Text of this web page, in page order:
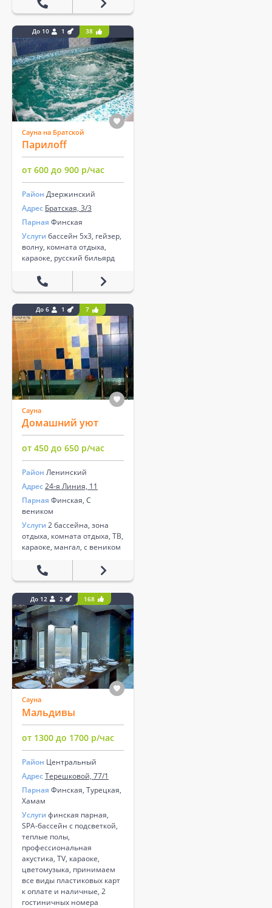
До 10 1 38
Сауна на Братской
Парилоff
от 600 до 900 р/час
Район Дзержинский
Адрес Братская, 3/3
Парная Финская
Услуги бассейн 5х3, гейзер,
волну, комната отдыха,
караоке, русский бильярд
До 6 1 7
Сауна
Домашний уют
от 450 до 650 р/час
Район Ленинский
Адрес24-я Линия, 11
Парная Финская, С
веником
Услуги 2 бассейна, зона
отдыха, комната отдыха, ТВ,
караоке, мангал, с веником
До 12 2 168
Сауна
Мальдивы
от 1300 до 1700 р/час
Район Центральный
АдресТерешковой, 77/1
Парная Финская, Турецкая,
Хамам
Услуги финская парная,
SPA-бассейн с подсветкой,
теплые полы,
профессиональная
акустика, TV, караоке,
цветомузыка, принимаем
все виды пластиковых карт
к оплате и наличные, 2
гостиничных номера